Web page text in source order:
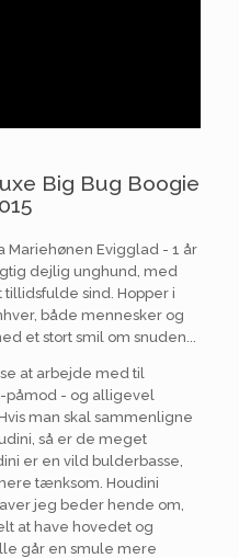
Big Bug Boogie
Mariehønen Evigglad - 1 år
dejlig unghund, med
sind. Hopper i
både mennesker og
et stort smil om snuden...
at arbejde med til
påmod - og alligevel
man skal sammenligne
så er de meget
er en vild bulderbasse,
tænksom. Houdini
jeg beder hende om,
at have hovedet og
går en smule mere